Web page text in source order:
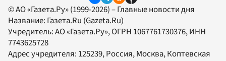
© АО «Газета.Ру» (1999-2026) – Главные новости дня
Название: Газета.Ru (Gazeta.Ru)
Учредитель:АО «Газета.Ру», ОГРН 1067761730376, ИНН
7743625728
Адрес учредителя: 125239, Россия, Москва, Коптевская